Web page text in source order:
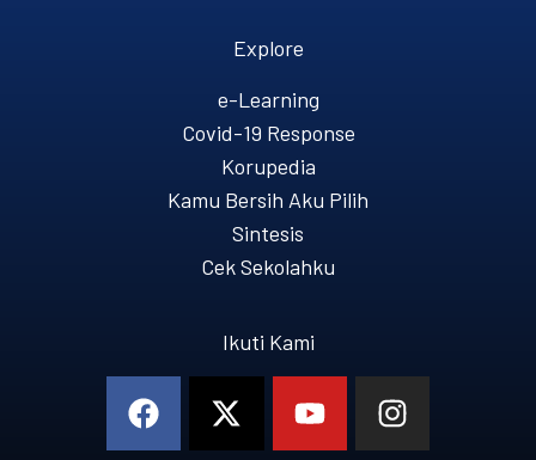
Explore
e-Learning
Covid-19 Response
Korupedia
Kamu Bersih Aku Pilih
Sintesis
Cek Sekolahku
Ikuti Kami